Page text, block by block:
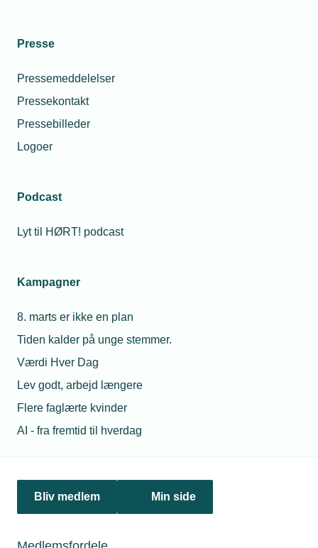
Presse
Pressemeddelelser
Pressekontakt
Pressebilleder
Logoer
Podcast
Lyt til HØRT! podcast
Kampagner
8. marts er ikke en plan
Tiden kalder på unge stemmer.
Værdi Hver Dag
Lev godt, arbejd længere
Flere faglærte kvinder
AI - fra fremtid til hverdag
Bliv medlem Min side
Politik & analyse
jura@tekniq.dk
tekniq@tekniq.dk